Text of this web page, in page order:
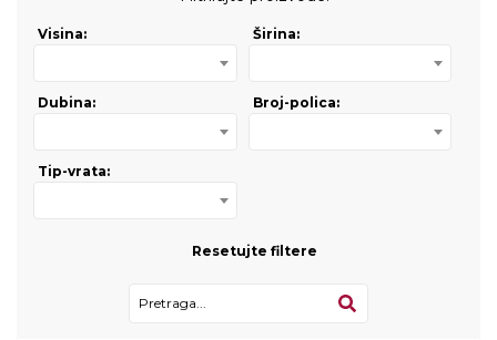
Visina: Širina:
Dubina: Broj-polica:
Tip-vrata:
Resetujte filtere